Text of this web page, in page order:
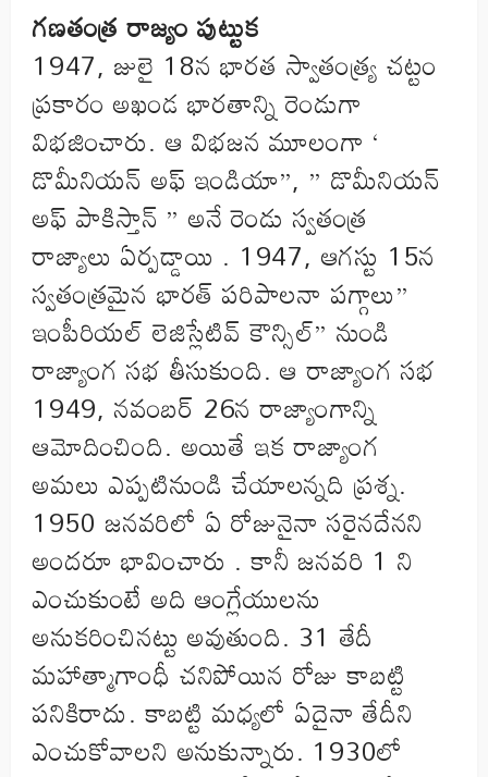
గణతంత్ర రాజ్యం పుట్టుక
1947, జులై 18న భారత స్వాతంత్ర్య చట్టం
ప్రకారం అఖండ భారతాన్ని రెండుగా
విభజించారు. ఆ విభజన మూలంగా ‘
డొమీనియన్ అఫ్ ఇండియా”, ” డొమీనియన్
అఫ్ పాకిస్తాన్ ” అనే రెండు స్వతంత్ర
రాజ్యాలు ఏర్పడ్డాయి . 1947, ఆగస్టు 15న
స్వతంత్రమైన భారత్ పరిపాలనా పగ్గాలు”
ఇంపీరియల్ లెజిస్లేటివ్ కౌన్సిల్” నుండి
రాజ్యాంగ సభ తీసుకుంది. ఆ రాజ్యాంగ సభ
1949, నవంబర్ 26న రాజ్యాంగాన్ని
ఆమోదించింది. అయితే ఇక రాజ్యాంగ
అమలు ఎప్పటినుండి చేయాలన్నది ప్రశ్న.
1950 జనవరిలో ఏ రోజునైనా సరైనదేనని
అందరూ భావించారు . కానీ జనవరి 1 ని
ఎంచుకుంటే అది ఆంగ్లేయులను
అనుకరించినట్టు అవుతుంది. 31 తేదీ
మహాత్మాగాంధీ చనిపోయిన రోజు కాబట్టి
పనికిరాదు. కాబట్టి మధ్యలో ఏదైనా తేదీని
ఎంచుకోవాలని అనుకున్నారు. 1930లో